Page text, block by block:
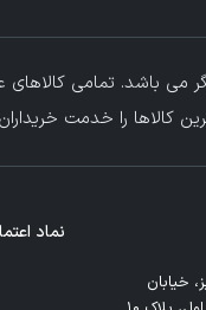
می باشد. تمامی
را خدمت خریداران
خیابان
نماد